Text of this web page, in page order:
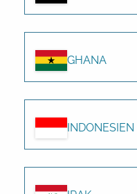
GHANA
INDONESIEN